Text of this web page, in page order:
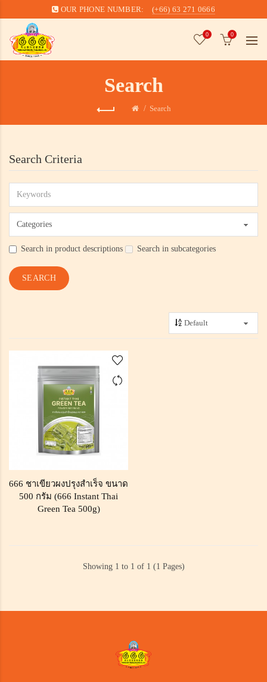
OUR PHONE NUMBER: (+66) 63 271 0666
0 0
Search
Search
Search Criteria
Search in product descriptions Search in subcategories
666 ชาเขียวผงปรุงสำเร็จ ขนาด
500 กรัม (666 Instant Thai
Green Tea 500g)
Showing 1 to 1 of 1 (1 Pages)